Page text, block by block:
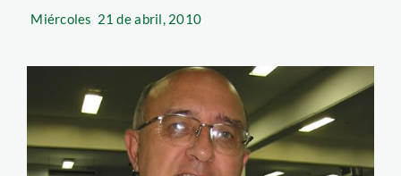
Miércoles 21 de abril, 2010